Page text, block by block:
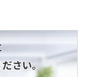
さい。